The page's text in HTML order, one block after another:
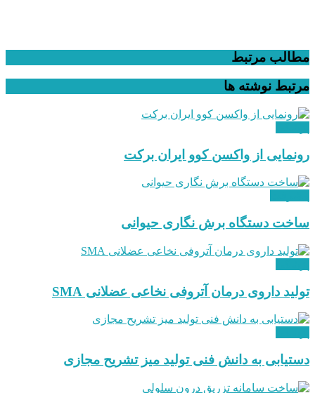
مطالب مرتبط
مرتبط نوشته ها
رونمایی از واکسن کوو ایران برکت
ساخت دستگاه برش نگاری حیوانی
تولید داروی درمان آتروفی نخاعی عضلانی SMA
دستیابی به دانش فنی تولید میز تشریح مجازی